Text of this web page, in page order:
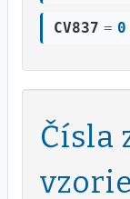
CV837 = 0
Čísla